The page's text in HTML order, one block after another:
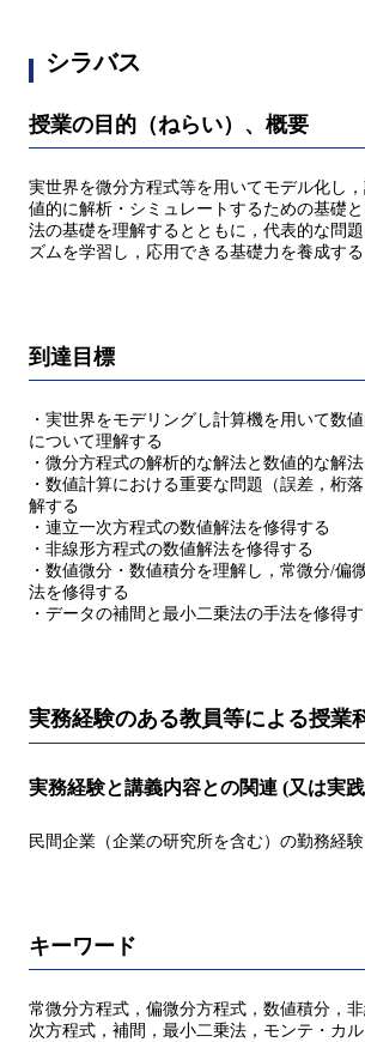
シラバス
授業の目的（ねらい）、概要
実世界を微分方程式等を用いてモデル化し
値的に解析・シミュレートするための基礎
法の基礎を理解するとともに，代表的な問
ズムを学習し，応用できる基礎力を養成する
到達目標
・実世界をモデリングし計算機を用いて数
について理解する
・微分方程式の解析的な解法と数値的な解
・数値計算における重要な問題（誤差，桁
解する
・連立一次方程式の数値解法を修得する
・非線形方程式の数値解法を修得する
・数値微分・数値積分を理解し，常微分/偏
法を修得する
・データの補間と最小二乗法の手法を修得
実務経験のある教員等による授業
実務経験と講義内容との関連 (又は実
民間企業（企業の研究所を含む）の勤務経
キーワード
常微分方程式，偏微分方程式，数値積分，
次方程式，補間，最小二乗法，モンテ・カ